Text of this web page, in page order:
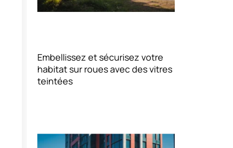
Embellissez et sécurisez votre
habitat sur roues avec des vitres
teintées